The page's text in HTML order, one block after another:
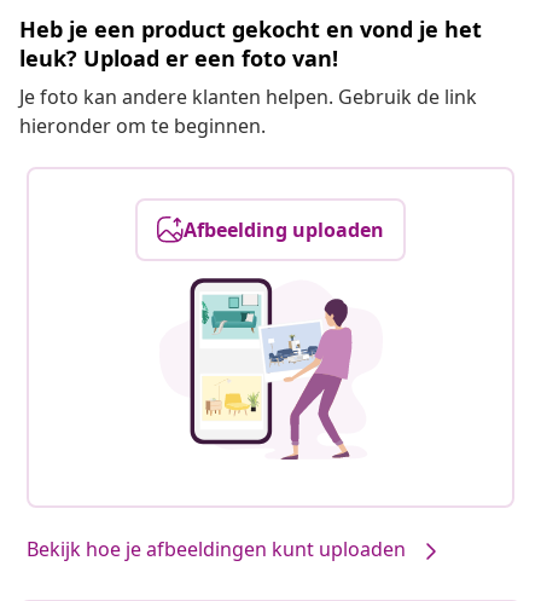
Heb je een product gekocht en vond je het
leuk? Upload er een foto van!
Je foto kan andere klanten helpen. Gebruik de link
hieronder om te beginnen.
Afbeelding uploaden
Bekijk hoe je afbeeldingen kunt uploaden